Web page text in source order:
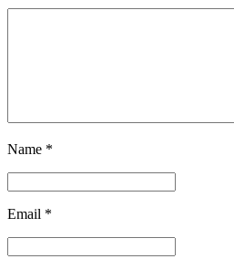
Name *
Email *